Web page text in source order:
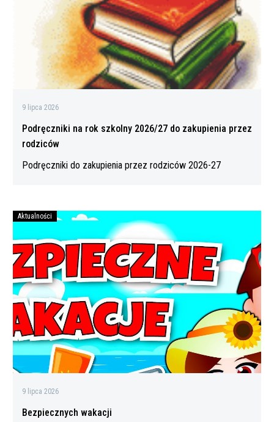
do
zakupienia
przez
rodziców
9 lipca 2026
Podręczniki na rok szkolny 2026/27 do zakupienia przez
rodziców
Podręczniki do zakupienia przez rodziców 2026-27
Bezpiecznych
wakacji
Aktualności
9 lipca 2026
Bezpiecznych wakacji